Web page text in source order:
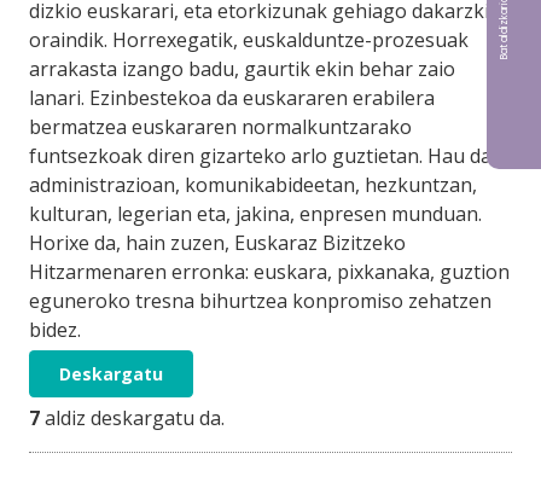
dizkio euskarari, eta etorkizunak gehiago dakarzkio
oraindik. Horrexegatik, euskalduntze-prozesuak
arrakasta izango badu, gaurtik ekin behar zaio
lanari. Ezinbestekoa da euskararen erabilera
bermatzea euskararen normalkuntzarako
funtsezkoak diren gizarteko arlo guztietan. Hau da,
administrazioan, komunikabideetan, hezkuntzan,
kulturan, legerian eta, jakina, enpresen munduan.
Horixe da, hain zuzen, Euskaraz Bizitzeko
Hitzarmenaren erronka: euskara, pixkanaka, guztion
eguneroko tresna bihurtzea konpromiso zehatzen
bidez.
Deskargatu
7aldiz deskargatu da.